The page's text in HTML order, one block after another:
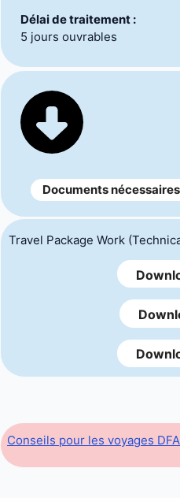
Délai de traitement :
5 jours ouvrables
Documents
Travel Package Work
Conseils pour les voyages